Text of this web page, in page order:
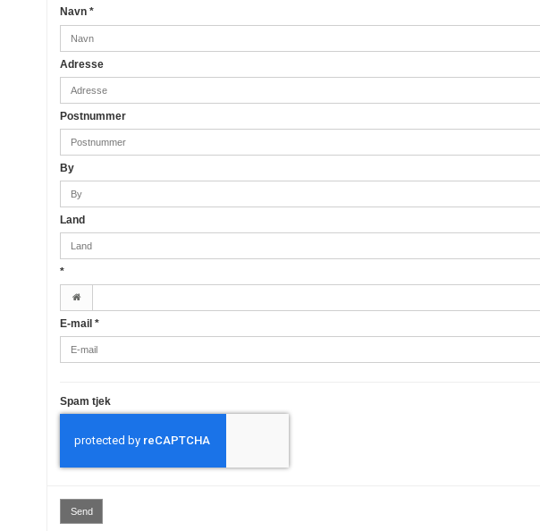
Navn *
Adresse
Postnummer
By
Land
*
E-mail *
Spam tjek
Send